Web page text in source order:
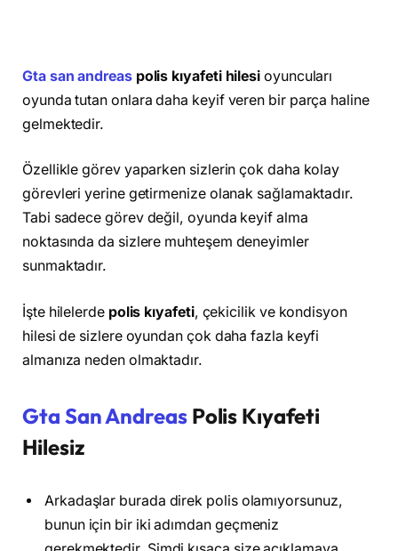
Gta san andreaspolis kıyafeti hilesi oyuncuları
oyunda tutan onlara daha keyif veren bir parça haline
gelmektedir.
Özellikle görev yaparken sizlerin çok daha kolay
görevleri yerine getirmenize olanak sağlamaktadır.
Tabi sadece görev değil, oyunda keyif alma
noktasında da sizlere muhteşem deneyimler
sunmaktadır.
İşte hilelerde polis kıyafeti, çekicilik ve kondisyon
hilesi de sizlere oyundan çok daha fazla keyfi
almanıza neden olmaktadır.
Gta San AndreasPolis Kıyafeti
Hilesiz
Arkadaşlar burada direk polis olamıyorsunuz,
bunun için bir iki adımdan geçmeniz